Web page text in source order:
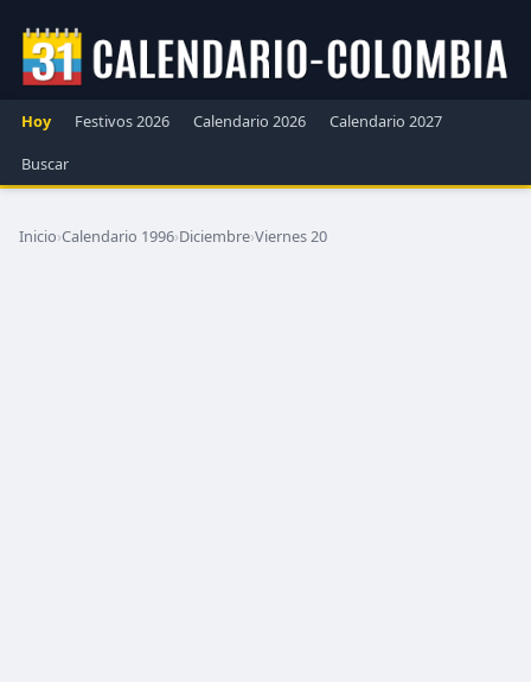
Hoy Festivos 2026 Calendario 2026
Calendario 2027
Buscar
Inicio›Calendario 1996›Diciembre›Viernes 20